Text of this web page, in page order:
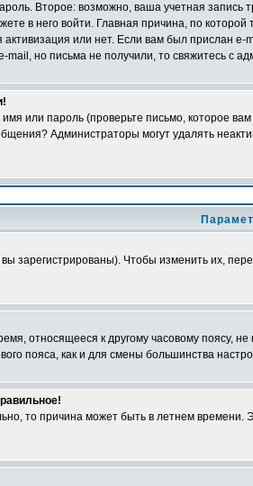
Второе: возможно, ваша учетная
в него войти. Главная причина, по
или нет. Если вам был прислан
но письма не получили, то свяжитесь с
или пароль (проверьте письмо, которое
Администраторы могут удалять
зарегистрированы). Чтобы изменить их,
относящееся к другому часовому поясу,
пояса, как и для смены большинства
то причина может быть в летнем